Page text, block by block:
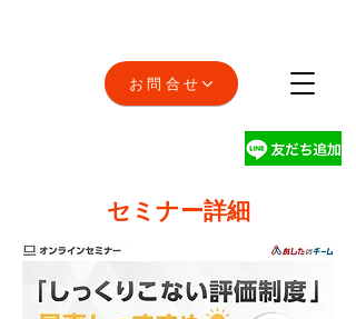
お問合せ
セミナー詳細